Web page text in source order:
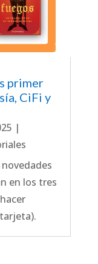
primer
CiFi y
|
en los tres